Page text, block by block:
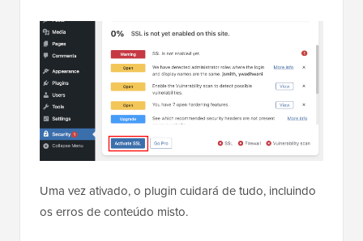
Uma vez ativado, o plugin cuidará de tudo, incluindo
os erros de conteúdo misto.